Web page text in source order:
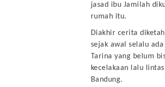
jasad ibu Jamilah
rumah itu.
Diakhir cerita
sejak awal selalu
Tarina yang belum
kecelakaan lalu
Bandung.